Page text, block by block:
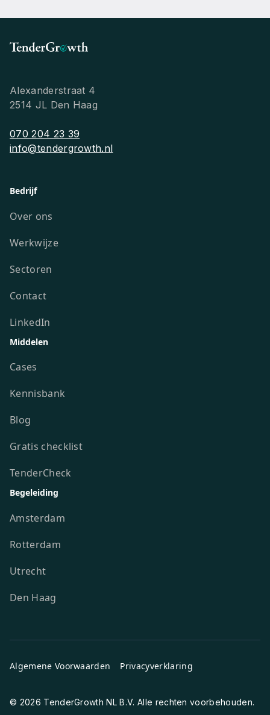
Alexanderstraat 4
2514 JL Den Haag
070 204 23 39
info@tendergrowth.nl
Bedrijf
Over ons
Werkwijze
Sectoren
Contact
LinkedIn
Middelen
Cases
Kennisbank
Blog
Gratis checklist
TenderCheck
Begeleiding
Amsterdam
Rotterdam
Utrecht
Den Haag
© 2026 TenderGrowth NL B.V. Alle rechten voorbehouden.
Algemene Voorwaarden Privacyverklaring